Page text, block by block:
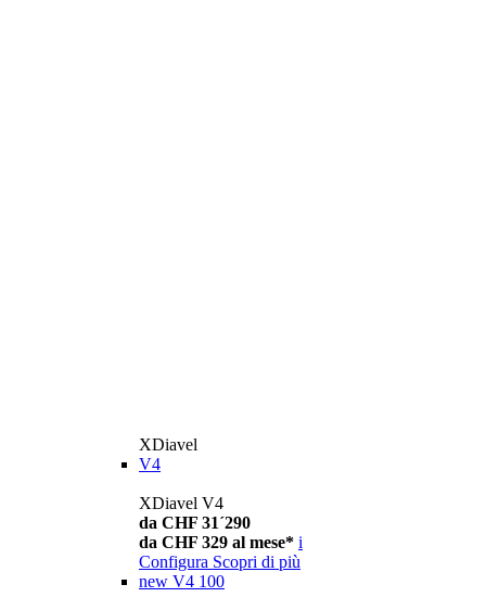
XDiavel
V4
XDiavel V4
da CHF 31´290
da CHF 329 al mese* i
Configura Scopri di più
new V4 100